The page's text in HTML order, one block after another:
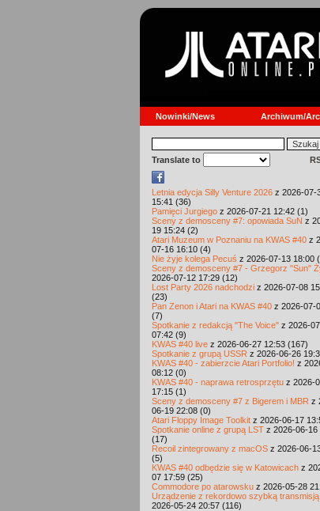
Nowinki/News Archiwum/
Translate to
Letnia edycja Silly Venture 2026 z 2026-07-
15:41 (36)
Pamięci Jurgiego z 2026-07-21 12:42 (1)
Sceny z demosceny #7: opowiada SuN z
19 15:24 (2)
Atari Muzeum w Poznaniu na KWAS #40 z
07-16 16:10 (4)
Nie żyje kolega Pecuś z 2026-07-13 18:00
Sceny z demosceny #7 - Grzegorz "Sun"
2026-07-12 17:29 (12)
Lost Party 2026 nadchodzi z 2026-07-08
(23)
Pan Zenon i Atari na KWAS #40 z 2026-07-
(7)
Spotkanie z redakcją "The Voice" z 2026-
07:42 (9)
KWAS #40 live z 2026-06-27 12:53 (167)
Spotkanie z grupą USSR z 2026-06-26
KWAS #40 - zabierzcie Atari Portfolio! z
08:12 (0)
KWAS #40 - naprawa retrosprzętu z 2026-
17:15 (1)
Sceny z demosceny #7 z Bigerem i MBR z
06-19 22:08 (0)
Atari Floppy Image Toolkit z 2026-06-17
Spotkanie online z grupą LST z 2026-06-16
(17)
Recoil zintegrowany z macOS z 2026-06-
(5)
KWAS #40 odbędzie się w Katowicach z
07 17:59 (25)
Commodore po atarowsku z 2026-05-28
Urządzenie z rekordowo szybką transmisją
2026-05-24 20:57 (116)